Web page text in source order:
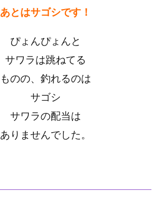
あとはサゴシです！
ぴょんぴょんと
サワラは跳ねてる
ものの、釣れるのは
サゴシ
サワラの配当は
ありませんでした。